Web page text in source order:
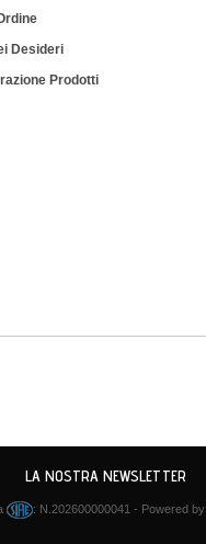
Desideri
Prodotti
LA NOSTRA NEWSLETTER
: N.202600000041 - Powered by